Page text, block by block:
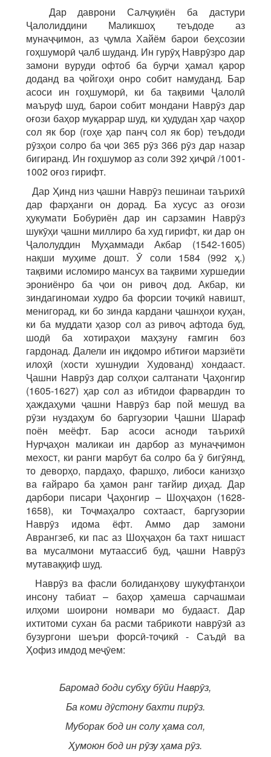
Дар даврони Салҷуқиён ба дастури
Ҷалолиддини Маликшоҳ теъдоде аз
мунаҷҷимон, аз ҷумла Хайём барои беҳсозии
гоҳшуморӣ ҷалб шуданд. Ин гурӯҳ Наврӯзро дар
замони вуруди офтоб ба бурҷи ҳамал қарор
доданд ва ҷойгоҳи онро собит намуданд. Бар
асоси ин гоҳшуморӣ, ки ба тақвими Ҷалолӣ
маъруф шуд, барои собит мондани Наврӯз дар
оғози баҳор муқаррар шуд, ки ҳудудан ҳар чаҳор
сол як бор (гоҳе ҳар панҷ сол як бор) теъдоди
рӯзҳои солро ба ҷои 365 рӯз 366 рӯз дар назар
бигиранд. Ин гоҳшумор аз соли 392 ҳиҷрӣ /1001-
1002 оғоз гирифт.
Дар Ҳинд низ ҷашни Наврӯз пешинаи таърихӣ
дар фарҳанги он дорад. Ба хусус аз оғози
ҳукумати Бобуриён дар ин сарзамин Наврӯз
шукӯҳи ҷашни миллиро ба худ гирифт, ки дар он
Ҷалолуддин Муҳаммади Акбар (1542-1605)
нақши муҳиме дошт. Ӯ соли 1584 (992 ҳ.)
тақвими исломиро мансух ва тақвими хуршедии
эрониёнро ба ҷои он ривоҷ дод. Акбар, ки
зиндагиномаи худро ба форсии тоҷикӣ навишт,
менигорад, ки бо зинда кардани ҷашнҳои куҳан,
ки ба муддати ҳазор сол аз ривоҷ афтода буд,
шодӣ ба хотираҳои маҳзуну ғамгин боз
гардонад. Далели ин иқдомро ибтиғои марзиёти
илоҳӣ (хости хушнудии Худованд) хондааст.
Ҷашни Наврӯз дар солҳои салтанати Ҷаҳонгир
(1605-1627) ҳар сол аз ибтидои фарвардин то
ҳаждаҳуми ҷашни Наврӯз бар пой мешуд ва
рӯзи нуздаҳум бо баргузории Ҷашни Шараф
поён меёфт. Бар асоси асноди таърихӣ
Нурҷаҳон маликаи ин дарбор аз мунаҷҷимон
мехост, ки ранги марбут ба солро ба ӯ бигӯянд,
то деворҳо, пардаҳо, фаршҳо, либоси канизҳо
ва ғайраро ба ҳамон ранг тағйир диҳад. Дар
дарбори писари Ҷаҳонгир – Шоҳҷаҳон (1628-
1658), ки Тоҷмаҳалро сохтааст, баргузории
Наврӯз идома ёфт. Аммо дар замони
Аврангзеб, ки пас аз Шоҳҷаҳон ба тахт нишаст
ва мусалмони мутаассиб буд, ҷашни Наврӯз
мутаваққиф шуд.
Наврӯз ва фасли болиданҳову шукуфтанҳои
инсону табиат – баҳор ҳамеша сарчашмаи
илҳоми шоирони номвари мо будааст. Дар
ихтитоми сухан ба расми табрикоти наврӯзӣ аз
бузургони шеъри форсӣ-тоҷикӣ - Саъдӣ ва
Ҳофиз имдод меҷӯем:
Баромад боди субҳу бӯйи Наврӯз,
Ба коми дӯстону бахти пирӯз.
Муборак бод ин солу ҳама сол,
Ҳумоюн бод ин рӯзу ҳама рӯз.